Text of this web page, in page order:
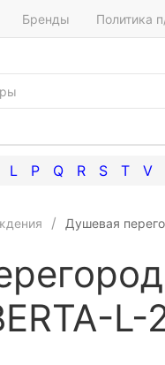
Бренды Политика
L P Q R S T V
Душевая